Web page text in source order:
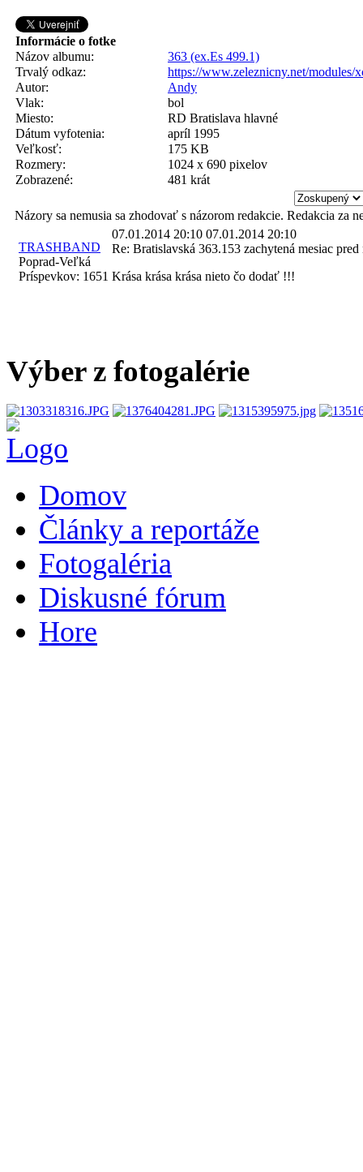
Informácie o fotke
Názov albumu:
363 (ex.Es 499.1)
Trvalý odkaz:
https://www.zeleznicny.net/modules/
Autor:
Andy
Vlak:
bol
Miesto:
RD Bratislava hlavné
Dátum vyfotenia:
apríl 1995
Veľkosť:
175 KB
Rozmery:
1024 x 690 pixelov
Zobrazené:
481 krát
Názory sa nemusia sa zhodovať s názorom redakcie. Redakcia za
TRASHBAND
Poprad-Veľká
Príspevkov: 1651
07.01.2014 20:10 07.01.2014 20:10
Re: Bratislavská 363.153 zachytená mesiac pred
Krása krása krása nieto čo dodať !!!
Výber z fotogalérie
Domov
Články a reportáže
Fotogaléria
Diskusné fórum
Hore